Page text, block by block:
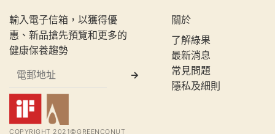
輸入電子信箱，以獲得優
惠、新品搶先預覽和更多的
健康保養趨勢
COPYRIGHT 2021©GREENCONUT
關於
了解綠果
最新消息
常見問題
隱私及細則